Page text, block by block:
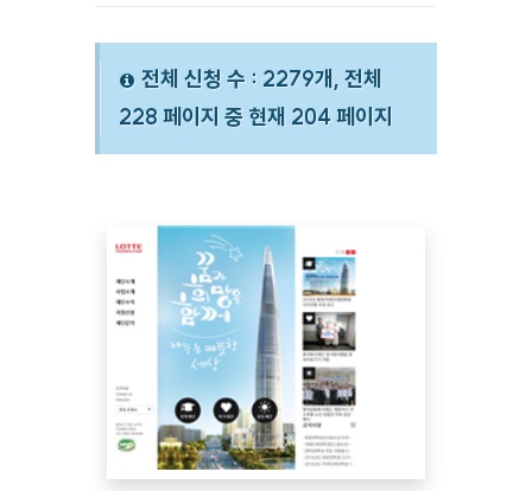
전체 신청 수 : 2279개, 전체
228 페이지 중 현재 204 페이지